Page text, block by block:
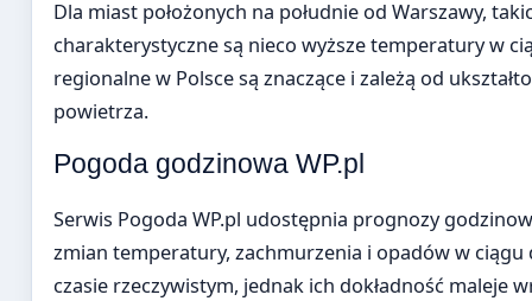
Dla miast położonych na południe od Warszawy,
charakterystyczne są nieco wyższe temperatury w
regionalne w Polsce są znaczące i zależą od
powietrza.
Pogoda godzinowa WP.pl
Serwis Pogoda WP.pl udostępnia prognozy
zmian temperatury, zachmurzenia i opadów w ciągu
czasie rzeczywistym, jednak ich dokładność maleje